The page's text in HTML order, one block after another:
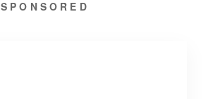
SPONSORED